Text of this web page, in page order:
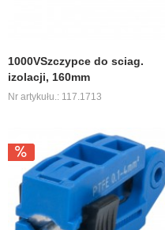
1000VSzczypce do sciag.
izolacji, 160mm
Nr artykułu.: 117.1713